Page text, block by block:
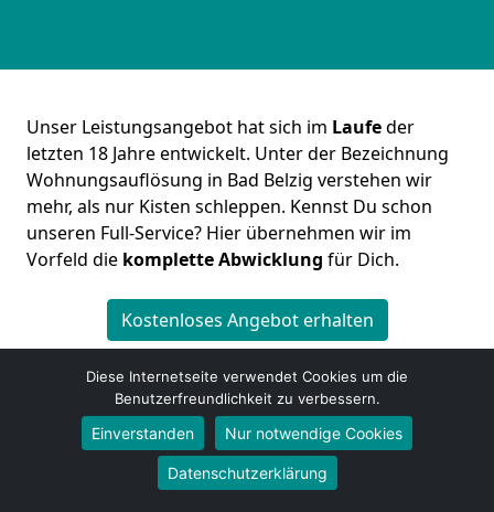
Unser Leistungsangebot hat sich im Laufeder
letzten 18 Jahre entwickelt. Unter der Bezeichnung
Wohnungsauflösung in Bad Belzig verstehen wir
mehr, als nur Kisten schleppen. Kennst Du schon
unseren Full-Service? Hier übernehmen wir im
Vorfeld die kompletteAbwicklung für Dich.
Kostenloses Angebot erhalten
Diese Internetseite verwendet Cookies um die
Benutzerfreundlichkeit zu verbessern.
Einverstanden Nur notwendige Cookies
Datenschutzerklärung